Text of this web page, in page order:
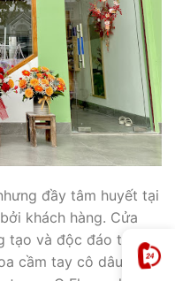
đầy tâm huyết tại
khách hàng. Cửa
tạo và độc đáo trong
cầm tay cô dâu đến